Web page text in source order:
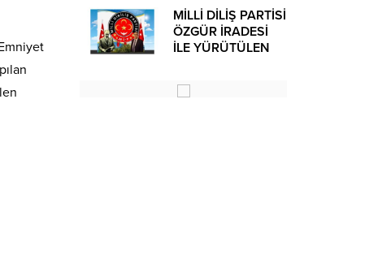
Basın Açıklaması
MİLLİ DİLİŞ PARTİSİ
ÖZGÜR İRADESİ
İLE YÜRÜTÜLEN
OLUŞUMUDUR